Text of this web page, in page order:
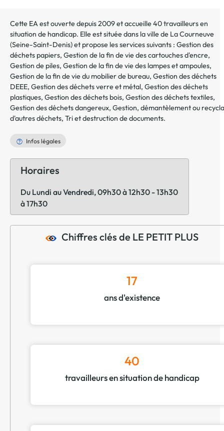
Cette EA est ouverte depuis 2009 et accueille 40 travailleurs en
situation de handicap. Elle est située dans la ville de La Courneuve
(Seine-Saint-Denis) et propose les services suivants : Gestion des
déchets papiers, Gestion de la fin de vie des cartouches d'encre,
Gestion de piles, Gestion de la fin de vie des lampes et ampoules,
Gestion de la fin de vie du mobilier de bureau, Gestion des déchets
DEEE, Gestion des déchets verre et métal, Gestion des déchets
plastiques, Gestion des déchets bois, Gestion des déchets textiles,
Gestion des déchets dangereux, Gestion, démantèlement ou
d'autres déchets, Tri et destruction de documents.
Infos légales
Horaires
Du Lundi au Vendredi, 09h30 à 12h30 - 13h30
à 17h30
Chiffres clés de LE PETIT PLUS
17
ans d'existence
40
travailleurs en situation de handicap